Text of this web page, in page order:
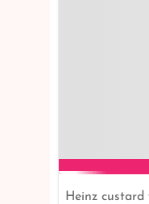
Heinz custard